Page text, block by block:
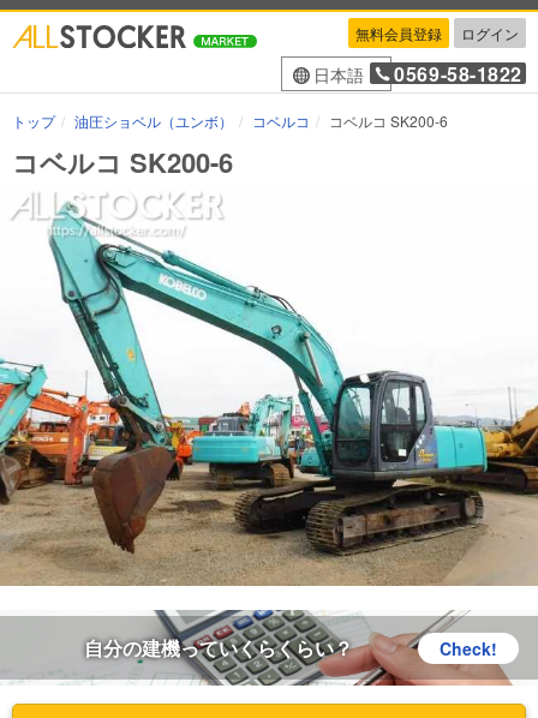
無料会員登録 ログイン
日本語 0569-58-1822
トップ 油圧ショベル（ユンボ） コベルコ コベルコ SK200-6
コベルコ SK200-6
自分の建機っていくらくらい？ Check!